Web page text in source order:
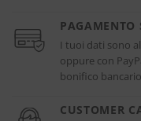
PAGAMENTO
I tuoi dati sono
oppure con
bonifico
CUSTOMER